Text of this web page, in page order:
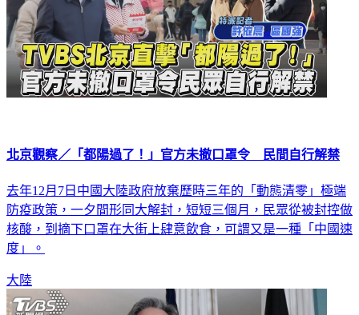
北京觀察／「都陽過了！」官方未撤口罩令 民間自行解禁
去年12月7日中國大陸政府放棄歷時三年的「動態清零」極端
防疫政策，一夕間形同大解封，短短三個月，民眾從被封控做
核酸，到摘下口罩在大街上肆意飲食，可謂又是一種「中國速
度」。
大陸